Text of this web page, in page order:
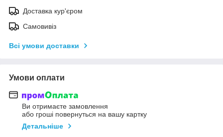
Доставка кур'єром
Самовивіз
Всі умови доставки
Умови оплати
Ви отримаєте замовлення
або гроші повернуться на вашу картку
Детальніше